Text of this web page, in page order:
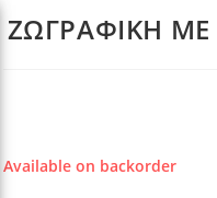
ΖΩΓΡΑΦΙΚΗ ΜΕ
Available on backorder